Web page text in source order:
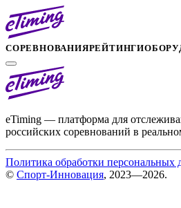
СОРЕВНОВАНИЯРЕЙТИНГИ
eTiming — платформа для
российских соревнований в
Политика обработки персональных
© Спорт-Инновация, 2023—2026.